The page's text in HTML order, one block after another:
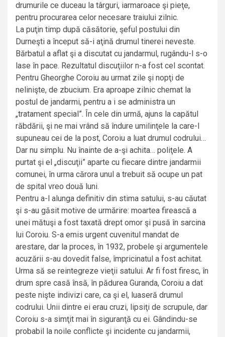
drumurile ce duceau la târguri, iarmaroace şi pieţe,
pentru procurarea celor necesare traiului zilnic.
La puţin timp după căsătorie, şeful postului din
Durneşti a început să-i aţină drumul tinerei neveste.
Bărbatul a aflat şi a discutat cu jandarmul, rugându-l s-o
lase în pace. Rezultatul discuţiilor n-a fost cel scontat.
Pentru Gheorghe Coroiu au urmat zile şi nopţi de
nelinişte, de zbucium. Era aproape zilnic chemat la
postul de jandarmi, pentru a i se administra un
„tratament special”. În cele din urmă, ajuns la capătul
răbdării, şi ne mai vrând să îndure umilinţele la care-l
supuneau cei de la post, Coroiu a luat drumul codrului…
Dar nu simplu. Nu înainte de a-şi achita… poliţele. A
purtat şi el „discuţii” aparte cu fiecare dintre jandarmii
comunei, în urma cărora unul a trebuit să ocupe un pat
de spital vreo două luni.
Pentru a-l alunga definitiv din stima satului, s-au căutat
şi s-au găsit motive de urmărire: moartea firească a
unei mătuşi a fost taxată drept omor şi pusă în sarcina
lui Coroiu. S-a emis urgent cuvenitul mandat de
arestare, dar la proces, în 1932, probele şi argumentele
acuzării s-au dovedit false, împricinatul a fost achitat.
Urma să se reintegreze vieţii satului. Ar fi fost firesc, în
drum spre casă însă, în pădurea Guranda, Coroiu a dat
peste nişte indivizi care, ca şi el, luaseră drumul
codrului. Unii dintre ei erau cruzi, lipsiţi de scrupule, dar
Coroiu s-a simţit mai în siguranţă cu ei. Gândindu-se
probabil la noile conflicte şi incidente cu jandarmii,